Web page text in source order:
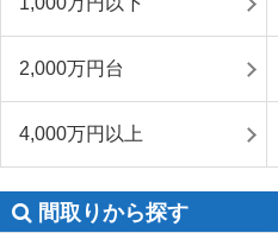
2,000万円台
4,000万円以上
間取りから探す